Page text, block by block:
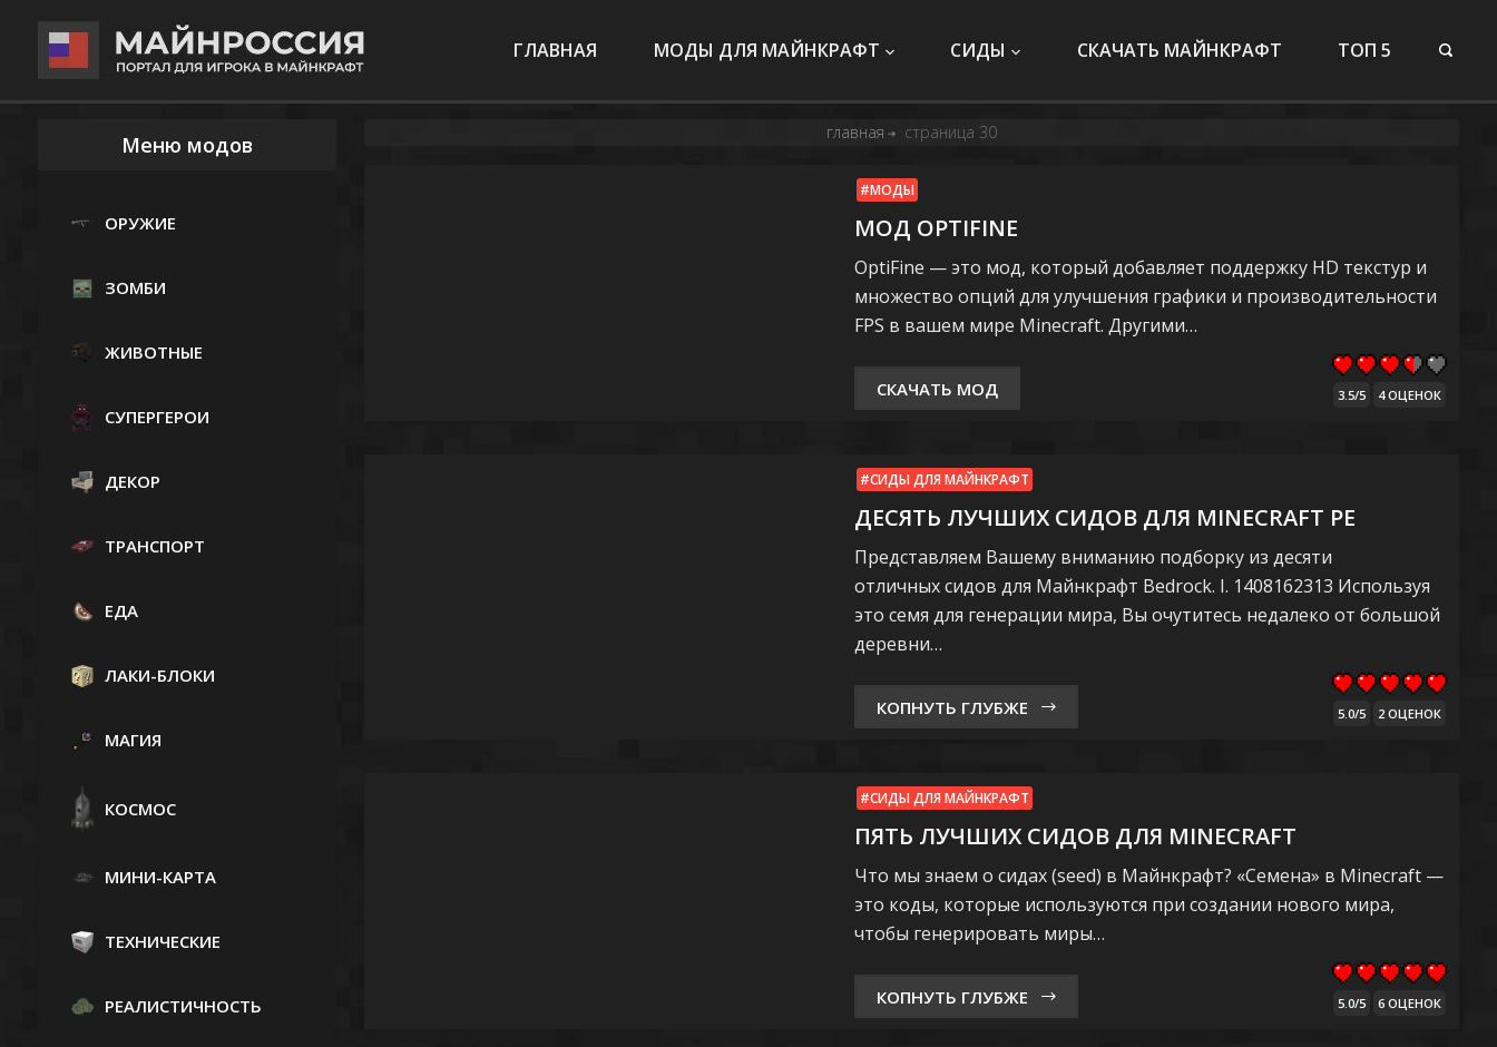
ГЛАВНАЯ МОДЫ ДЛЯ МАЙНКРАФТ СИДЫ СКАЧАТЬ МАЙНКРАФТ ТОП 5
главная ➔ страница 30
МОДЫ
МОД OPTIFINE
OptiFine — это мод, который добавляет поддержку HD текстур и
множество опций для улучшения графики и производительности
FPS в вашем мире Minecraft. Другими…
3.5/5 4 ОЦЕНОК
СКАЧАТЬ МОД
СИДЫ ДЛЯ МАЙНКРАФТ
ДЕСЯТЬ ЛУЧШИХ СИДОВ ДЛЯ MINECRAFT PE
Представляем Вашему вниманию подборку из десяти
отличных сидов для Майнкрафт Bedrock. I. 1408162313 Используя
это семя для генерации мира, Вы очутитесь недалеко от большой
деревни…
5.0/5 2 ОЦЕНОК
КОПНУТЬ ГЛУБЖЕ
СИДЫ ДЛЯ МАЙНКРАФТ
ПЯТЬ ЛУЧШИХ СИДОВ ДЛЯ MINECRAFT
Что мы знаем о сидах (seed) в Майнкрафт? «Семена» в Minecraft —
это коды, которые используются при создании нового мира,
чтобы генерировать миры…
5.0/5 6 ОЦЕНОК
КОПНУТЬ ГЛУБЖЕ
Меню модов
ОРУЖИЕ
ЗОМБИ
ЖИВОТНЫЕ
СУПЕРГЕРОИ
ДЕКОР
ТРАНСПОРТ
ЕДА
ЛАКИ-БЛОКИ
МАГИЯ
КОСМОС
МИНИ-КАРТА
ТЕХНИЧЕСКИЕ
РЕАЛИСТИЧНОСТЬ